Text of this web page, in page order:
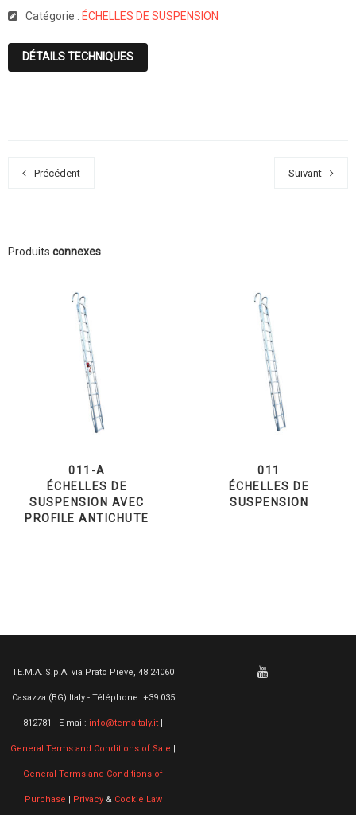
Catégorie : ÉCHELLES DE SUSPENSION
DÉTAILS TECHNIQUES
Précédent Suivant
Produits connexes
011-A
ÉCHELLES DE
SUSPENSION AVEC
PROFILE ANTICHUTE
011
ÉCHELLES DE
SUSPENSION
TE.M.A. S.p.A. via Prato Pieve, 48 24060
Casazza (BG) Italy - Téléphone: +39 035
812781 - E-mail: info@temaitaly.it |
General Terms and Conditions of Sale |
General Terms and Conditions of
Purchase | Privacy& Cookie Law